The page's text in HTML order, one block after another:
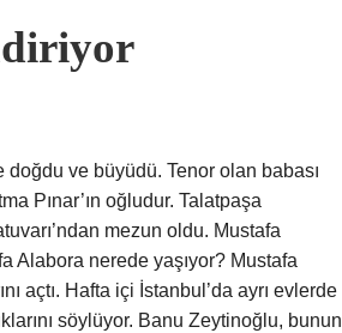
ve büyüdü. Tenor olan babası
Pınar’ın oğludur. Talatpaşa
mezun oldu. Mustafa
Alabora nerede yaşıyor? Mustafa
açtı. Hafta içi İstanbul’da ayrı evlerde
söylüyor. Banu Zeytinoğlu, bunun